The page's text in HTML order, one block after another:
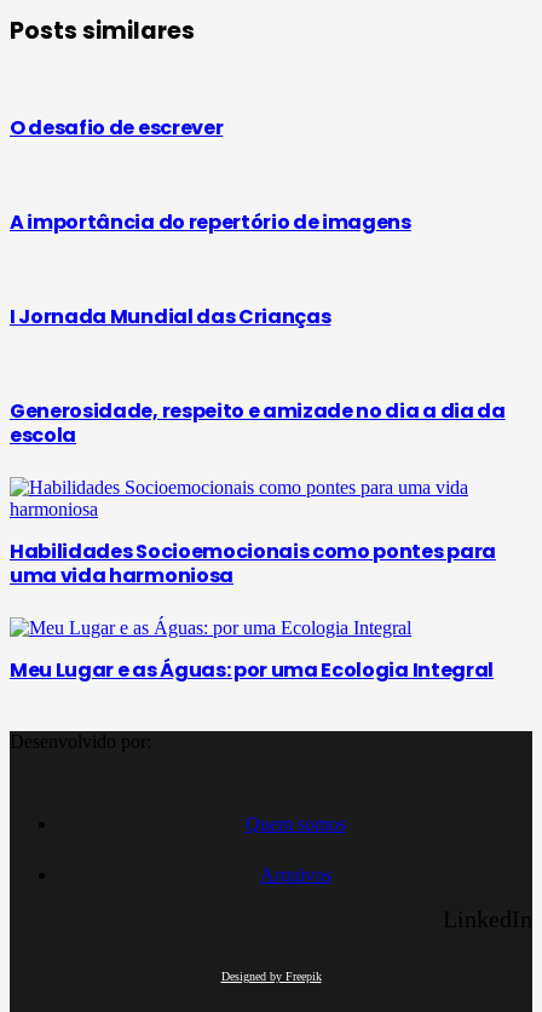
Posts similares
O desafio de escrever
A importância do repertório de imagens
I Jornada Mundial das Crianças
Generosidade, respeito e amizade no dia a dia da
escola
Habilidades Socioemocionais como pontes para
uma vida harmoniosa
Meu Lugar e as Águas: por uma Ecologia Integral
Desenvolvido por:
Quem somos
Arquivos
LinkedIn
Designed by Freepik